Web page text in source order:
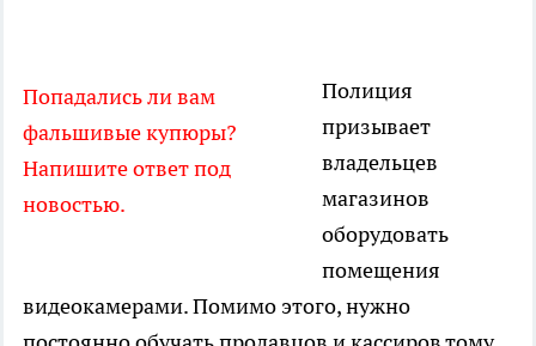
Попадались ли вам
фальшивые купюры?
Напишите ответ под
новостью.
Полиция
призывает
владельцев
магазинов
оборудовать
помещения
видеокамерами. Помимо этого, нужно